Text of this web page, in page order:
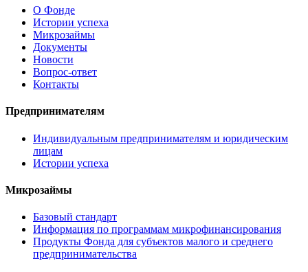
О Фонде
Истории успеха
Микрозаймы
Документы
Новости
Вопрос-ответ
Контакты
Предпринимателям
Индивидуальным предпринимателям и юридическим
лицам
Истории успеха
Микрозаймы
Базовый стандарт
Информация по программам микрофинансирования
Продукты Фонда для субъектов малого и среднего
предпринимательства